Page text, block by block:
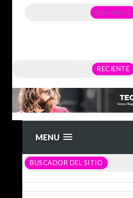
Guerrero 7
RECIENTE
MENU
BUSCADOR DEL SITIO